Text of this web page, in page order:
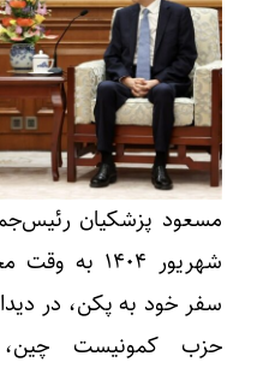
شهریور 1404
سفر خود به پکن، در
حزب کمونیست